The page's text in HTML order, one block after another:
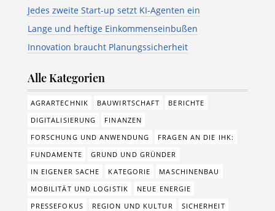
Jedes zweite Start-up setzt KI-Agenten ein
Lange und heftige Einkommenseinbußen
Innovation braucht Planungssicherheit
Alle Kategorien
AGRARTECHNIK BAUWIRTSCHAFT
BERICHTE
DIGITALISIERUNG
FINANZEN
FORSCHUNG UND ANWENDUNG
FRAGEN AN DIE IHK:
FUNDAMENTE
GRUND UND GRÜNDER
IN EIGENER SACHE
KATEGORIE
MASCHINENBAU
MOBILITÄT UND LOGISTIK
NEUE ENERGIE
PRESSEFOKUS
REGION UND KULTUR
SICHERHEIT